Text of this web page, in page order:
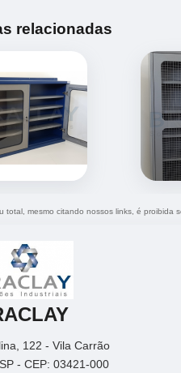
relacionadas
mesmo citando nossos links, é
122 - Vila Carrão
- CEP: 03421-000